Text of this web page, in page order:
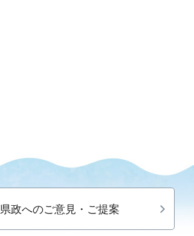
県政へのご意見・ご提案